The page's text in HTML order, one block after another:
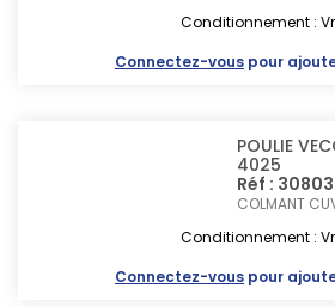
Conditionnement :
Connectez-vous pour
POULIE
4025
Réf :
COLMANT
Conditionnement :
Connectez-vous pour